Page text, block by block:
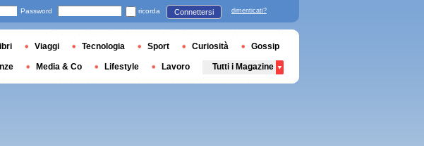
Password ricorda Connettersi dimenticati?
Viaggi Tecnologia Sport Curiosità Gossip
Media & Co Lifestyle Lavoro Tutti i Magazine